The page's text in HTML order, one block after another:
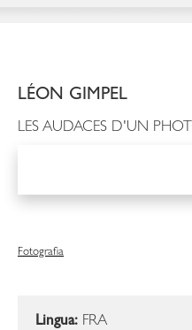
LÉON GIMPEL
LES AUDACES D'UN
Fotografia
Lingua: FRA